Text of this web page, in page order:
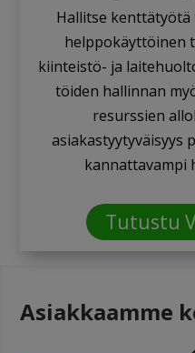
Hallitse kenttätyötä
helppokäyttöinen
kiinteistö- ja
töiden hallinnan
resurssien
asiakastyytyväisyys
kannattavampi
Tutustu
Asiakkaamme